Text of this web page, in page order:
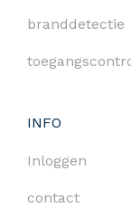
branddetectie
INFO
Inloggen
contact